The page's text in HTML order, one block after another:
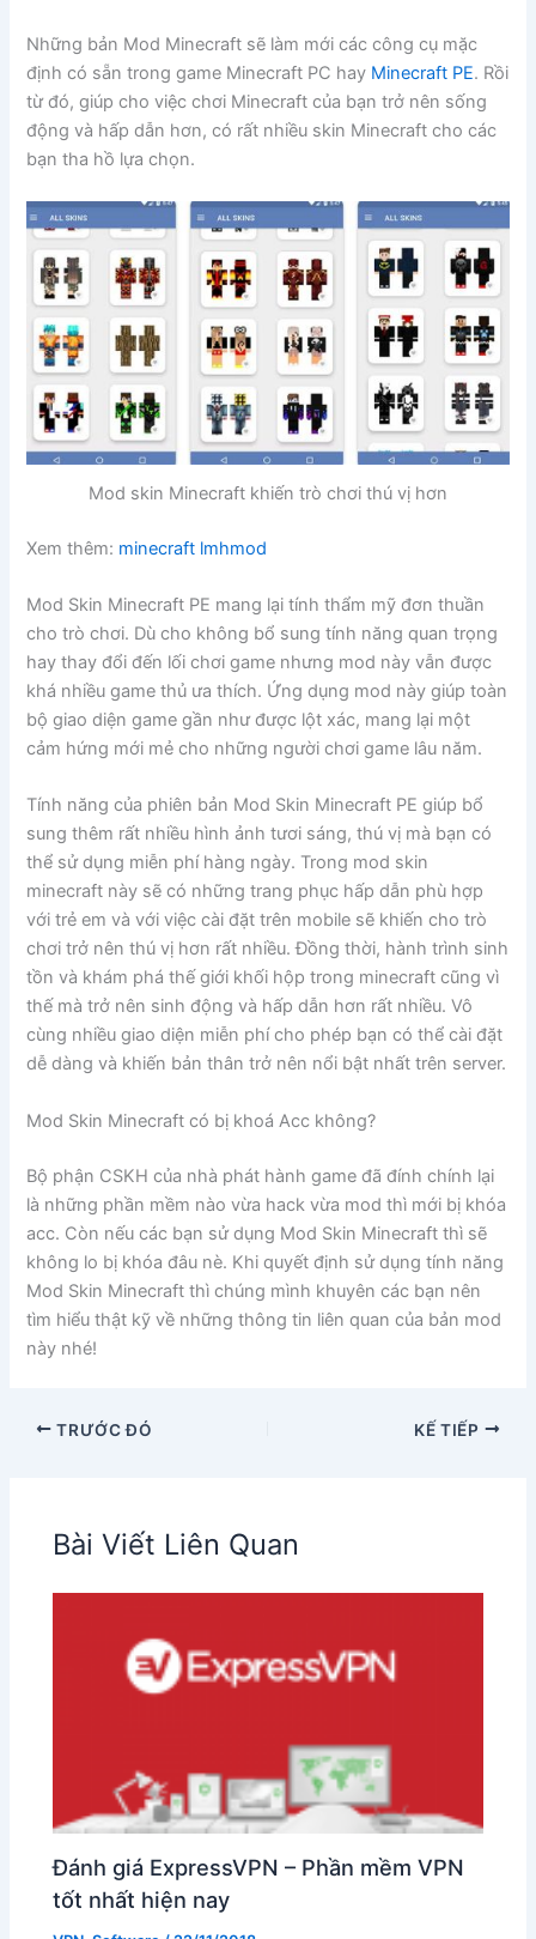
Những bản Mod Minecraft sẽ làm mới các công cụ mặc
định có sẵn trong game Minecraft PC hay Minecraft PE. Rồi
từ đó, giúp cho việc chơi Minecraft của bạn trở nên sống
động và hấp dẫn hơn, có rất nhiều skin Minecraft cho các
bạn tha hồ lựa chọn.
Mod skin Minecraft khiến trò chơi thú vị hơn
Xem thêm: minecraft lmhmod
Mod Skin Minecraft PE mang lại tính thẩm mỹ đơn thuần
cho trò chơi. Dù cho không bổ sung tính năng quan trọng
hay thay đổi đến lối chơi game nhưng mod này vẫn được
khá nhiều game thủ ưa thích. Ứng dụng mod này giúp toàn
bộ giao diện game gần như được lột xác, mang lại một
cảm hứng mới mẻ cho những người chơi game lâu năm.
Tính năng của phiên bản Mod Skin Minecraft PE giúp bổ
sung thêm rất nhiều hình ảnh tươi sáng, thú vị mà bạn có
thể sử dụng miễn phí hàng ngày. Trong mod skin
minecraft này sẽ có những trang phục hấp dẫn phù hợp
với trẻ em và với việc cài đặt trên mobile sẽ khiến cho trò
chơi trở nên thú vị hơn rất nhiều. Đồng thời, hành trình sinh
tồn và khám phá thế giới khối hộp trong minecraft cũng vì
thế mà trở nên sinh động và hấp dẫn hơn rất nhiều. Vô
cùng nhiều giao diện miễn phí cho phép bạn có thể cài đặt
dễ dàng và khiến bản thân trở nên nổi bật nhất trên server.
Mod Skin Minecraft có bị khoá Acc không?
Bộ phận CSKH của nhà phát hành game đã đính chính lại
là những phần mềm nào vừa hack vừa mod thì mới bị khóa
acc. Còn nếu các bạn sử dụng Mod Skin Minecraft thì sẽ
không lo bị khóa đâu nè. Khi quyết định sử dụng tính năng
Mod Skin Minecraft thì chúng mình khuyên các bạn nên
tìm hiểu thật kỹ về những thông tin liên quan của bản mod
này nhé!
TRƯỚC ĐÓ KẾ TIẾP
Bài Viết Liên Quan
Đánh giá ExpressVPN – Phần mềm VPN
tốt nhất hiện nay